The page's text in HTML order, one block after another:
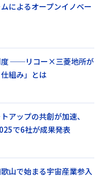
によるオープンイノベー
度 ──リコー×三菱地所が
組み」とは
アップの共創が加速、
で6社が成果発表
山で始まる宇宙産業参入